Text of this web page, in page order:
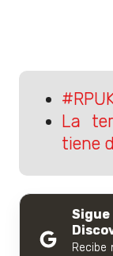
La
tiene
Recibe